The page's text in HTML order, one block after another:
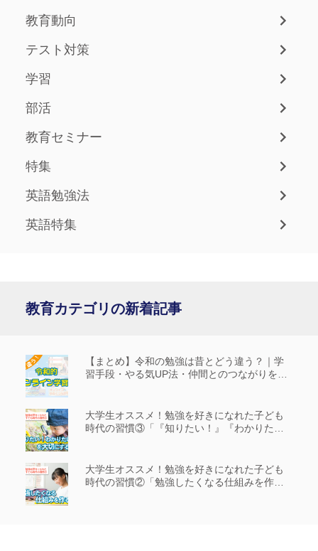
教育動向
テスト対策
学習
部活
教育セミナー
特集
英語勉強法
英語特集
教育カテゴリの新着記事
【まとめ】令和の勉強は昔とどう違う？｜学
習手段・やる気UP法・仲間とのつながりを解
大学生オススメ！勉強を好きになれた子ども
時代の習慣③「『知りたい！』『わかりた
大学生オススメ！勉強を好きになれた子ども
時代の習慣②「勉強したくなる仕組みを作